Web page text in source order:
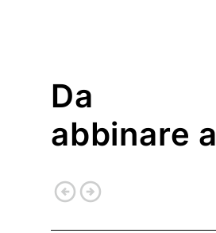
Da
abbinare a
arrow_circle_leftarrow_circle_right